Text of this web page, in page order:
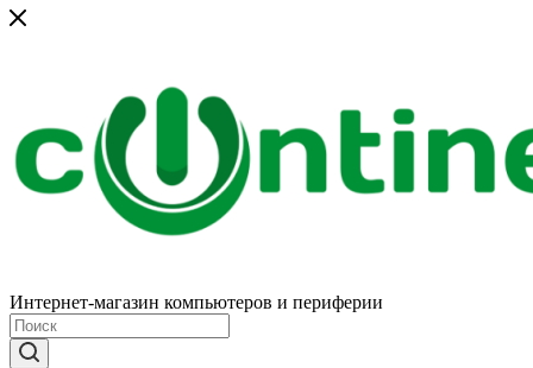
Интернет-магазин компьютеров и периферии